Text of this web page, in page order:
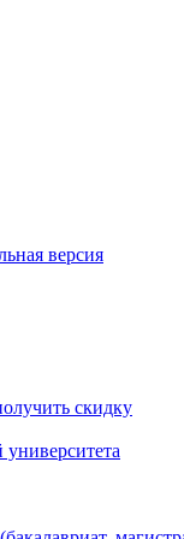
версия
скидку